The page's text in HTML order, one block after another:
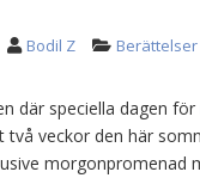
Bodil Z
där speciella dagen för
två veckor den här
morgonpromenad